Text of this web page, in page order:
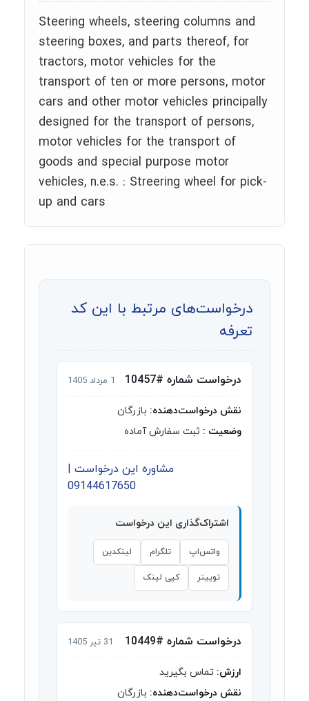
Steering wheels, steering columns and
steering boxes, and parts thereof, for
tractors, motor vehicles for the
transport of ten or more persons, motor
cars and other motor vehicles principally
designed for the transport of persons,
motor vehicles for the transport of
goods and special purpose motor
vehicles, n.e.s. : Streering wheel for pick-
up and cars
درخواست‌های مرتبط با این کد
تعرفه
درخواست شماره #10457 1 مرداد 1405
نقش درخواست‌دهنده: بازرگان
وضعیت : ثبت سفارش آماده
مشاوره این درخواست |
09144617650
اشتراک‌گذاری این درخواست
واتس‌اپ تلگرام لینکدین
توییتر کپی لینک
درخواست شماره #10449 31 تیر 1405
ارزش: تماس بگیرید
نقش درخواست‌دهنده: بازرگان